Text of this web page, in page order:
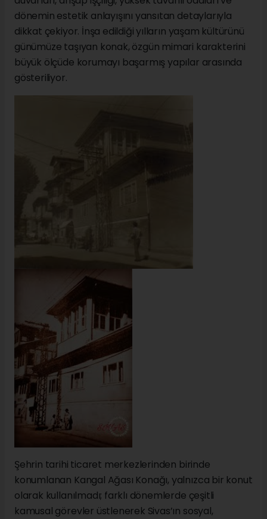
dönemin estetik anlayışını yansıtan detaylarıyla
dikkat çekiyor. İnşa edildiği yılların yaşam kültürünü
günümüze taşıyan konak, özgün mimari karakterini
büyük ölçüde korumayı başarmış yapılar arasında
gösteriliyor.
Şehrin tarihi ticaret merkezlerinden birinde
konumlanan Kangal Ağası Konağı, yalnızca bir konut
olarak kullanılmadı; farklı dönemlerde çeşitli
kamusal görevler üstlenerek Sivas’ın sosyal,